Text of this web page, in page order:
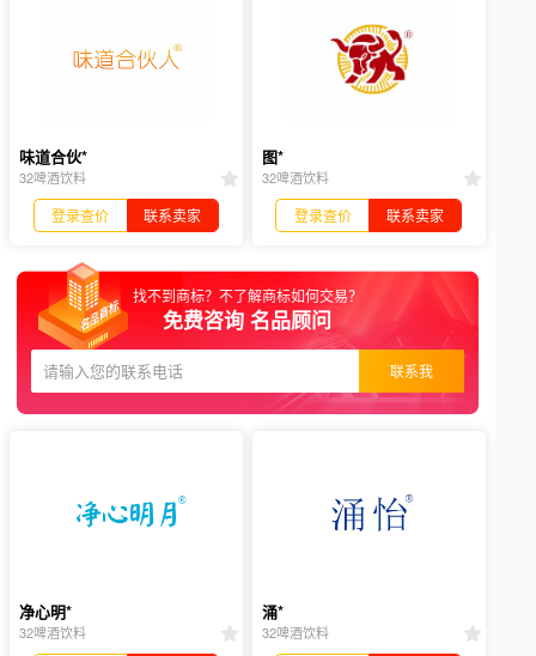
味道合伙*
32啤酒饮料
登录查价 联系卖家
图*
32啤酒饮料
登录查价 联系卖家
找不到商标？不了解商标如何交易？
免费咨询 名品顾问
联系我
净心明*
32啤酒饮料
涌*
32啤酒饮料